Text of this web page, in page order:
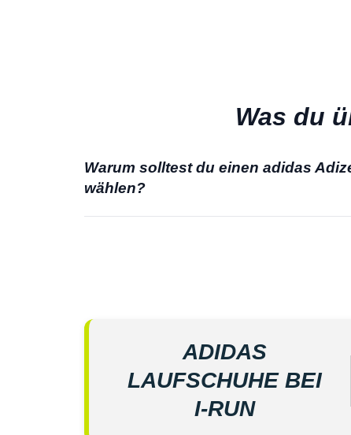
Was du
Warum solltest du einen adidas
wählen?
ADIDAS
LAUFSCHUHE BEI
I‑RUN